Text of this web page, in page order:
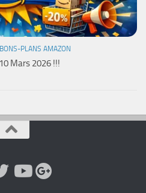
PLANS AMAZON
Mars 2026 !!!